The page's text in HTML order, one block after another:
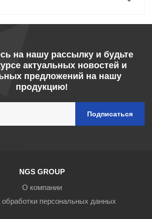
на нашу рассылку и будьте
актуальных новостей и
предложений на нашу
продукцию!
NGS GROUP
О компании
обработки персональных данных